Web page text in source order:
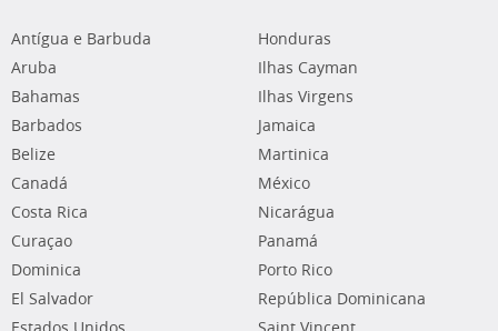
Antígua e Barbuda
Aruba
Bahamas
Barbados
Belize
Canadá
Costa Rica
Curaçao
Dominica
El Salvador
Honduras
Ilhas Cayman
Ilhas Virgens
Jamaica
Martinica
México
Nicarágua
Panamá
Porto Rico
República Dominicana